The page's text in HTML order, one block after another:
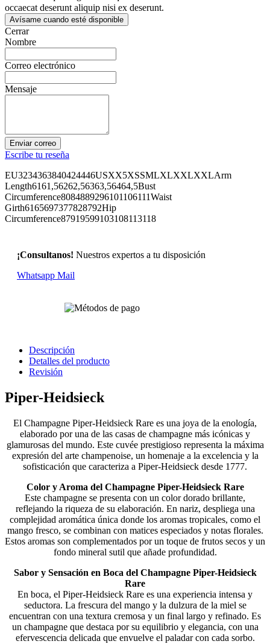
occaecat deserunt aliquip nisi ex deserunt.
Avísame cuando esté disponible
Cerrar
Nombre
Correo electrónico
Mensaje
Enviar correo
Escribe tu reseña
EU3234363840424446USXX5XSSMLXLXXLXXLArm
Length6161,56262,56363,56464,5Bust
Circumference8084889296101106111Waist
Girth6165697377828792Hip
Circumference87919599103108113118
¡Consultanos! Nuestros expertos a tu disposición
Whatsapp Mail
Descripción
Detalles del producto
Revisión
Piper-Heidsieck
El Champagne Piper-Heidsieck Rare es una joya de la enología,
elaborado por una de las casas de champagne más icónicas y
glamurosas del mundo. Este cuvée prestigioso representa la máxima
expresión del arte champenoise, un homenaje a la excelencia y la
sofisticación que caracteriza a Piper-Heidsieck desde 1777.
Color y Aroma del Champagne Piper-Heidsieck Rare
Este champagne se presenta con un color dorado brillante,
reflejando la riqueza de su elaboración. En nariz, despliega una
complejidad aromática única donde los aromas tropicales, como el
mango fresco, se combinan con matices especiados y notas florales.
Estos aromas son complementados por un toque de frutos secos y un
fondo mineral sutil que añade profundidad.
Sabor y Sensación en Boca del Champagne Piper-Heidsieck
Rare
En boca, el Piper-Heidsieck Rare es una experiencia intensa y
seductora. La frescura del mango y la dulzura de la miel se
encuentran con una textura cremosa y un final largo y refinado. Es
un champagne que destaca por su equilibrio y elegancia, con una
efervescencia delicada que envuelve el paladar con cada sorbo.